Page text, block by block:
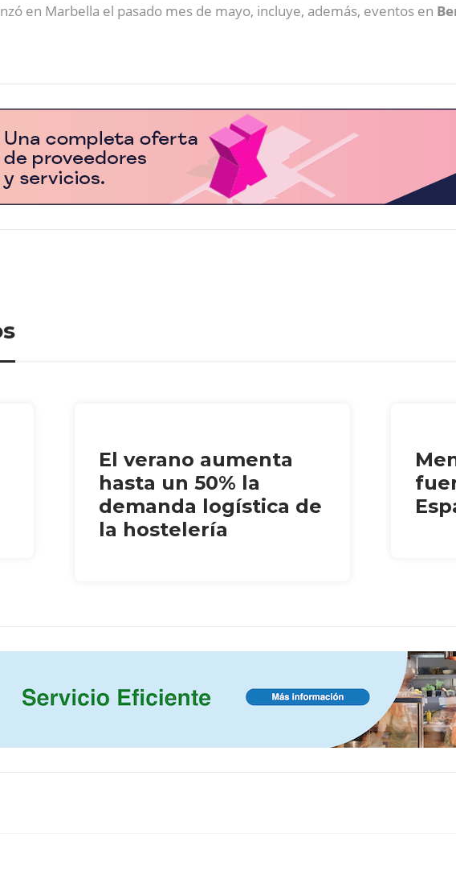
en Marbella el pasado mes de mayo, incluye, además, eventos en
El verano aumenta
hasta un 50% la
demanda logística de
la hostelería